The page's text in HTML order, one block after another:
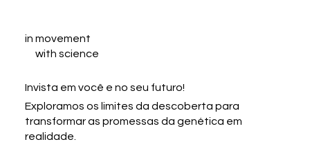
in movement
with science
Invista em você e no seu futuro!
Exploramos os limites da descoberta para
transformar as promessas da genética em
realidade.